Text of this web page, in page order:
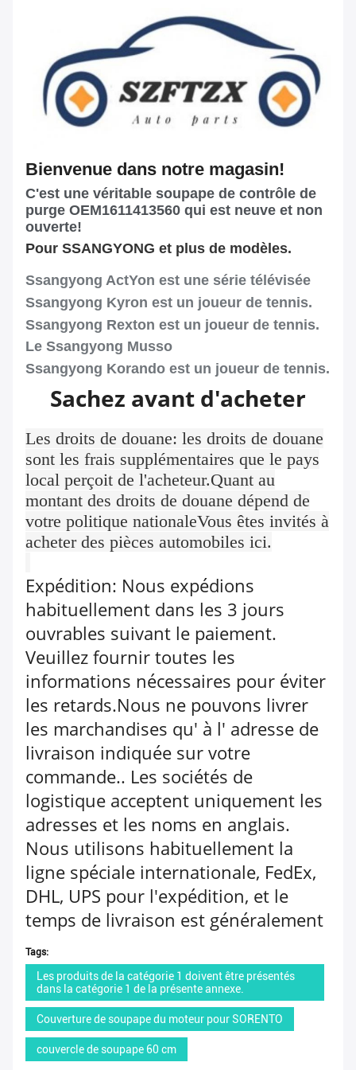
Bienvenue dans notre magasin!
C'est une véritable soupape de contrôle de
purge OEM1611413560 qui est neuve et non
ouverte!
Pour SSANGYONG et plus de modèles.
Ssangyong ActYon est une série télévisée
Ssangyong Kyron est un joueur de tennis.
Ssangyong Rexton est un joueur de tennis.
Le Ssangyong Musso
Ssangyong Korando est un joueur de tennis.
Sachez avant d'acheter
Les droits de douane: les droits de douane
sont les frais supplémentaires que le pays
local perçoit de l'acheteur.Quant au
montant des droits de douane dépend de
votre politique nationaleVous êtes invités à
acheter des pièces automobiles ici.
Expédition: Nous expédions
habituellement dans les 3 jours
ouvrables suivant le paiement.
Veuillez fournir toutes les
informations nécessaires pour éviter
les retards.Nous ne pouvons livrer
les marchandises qu' à l' adresse de
livraison indiquée sur votre
commande.. Les sociétés de
logistique acceptent uniquement les
adresses et les noms en anglais.
Nous utilisons habituellement la
ligne spéciale internationale, FedEx,
DHL, UPS pour l'expédition, et le
temps de livraison est généralement
de 5 à 15 jours ouvrables.Le temps
estimé pour l'expédition avancée sur
Global AliExpress est de 10 à 30
jours ouvrables
Retour: les demandes de retour ou
Tags:
Les produits de la catégorie 1 doivent être présentés
dans la catégorie 1 de la présente annexe.
Couverture de soupape du moteur pour SORENTO
couvercle de soupape 60 cm